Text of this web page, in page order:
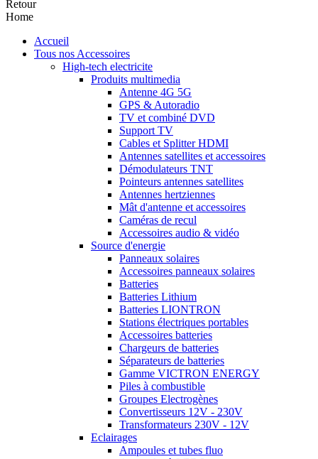
Retour
Home
Accueil
Tous nos Accessoires
High-tech electricite
Produits multimedia
Antenne 4G 5G
GPS & Autoradio
TV et combiné DVD
Support TV
Cables et Splitter HDMI
Antennes satellites et accessoires
Démodulateurs TNT
Pointeurs antennes satellites
Antennes hertziennes
Mât d'antenne et accessoires
Caméras de recul
Accessoires audio & vidéo
Source d'energie
Panneaux solaires
Accessoires panneaux solaires
Batteries
Batteries Lithium
Batteries LIONTRON
Stations électriques portables
Accessoires batteries
Chargeurs de batteries
Séparateurs de batteries
Gamme VICTRON ENERGY
Piles à combustible
Groupes Electrogènes
Convertisseurs 12V - 230V
Transformateurs 230V - 12V
Eclairages
Ampoules et tubes fluo